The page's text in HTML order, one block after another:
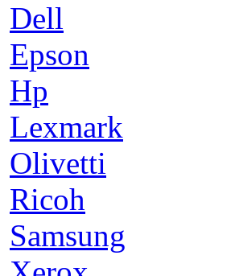
Dell
Epson
Hp
Lexmark
Olivetti
Ricoh
Samsung